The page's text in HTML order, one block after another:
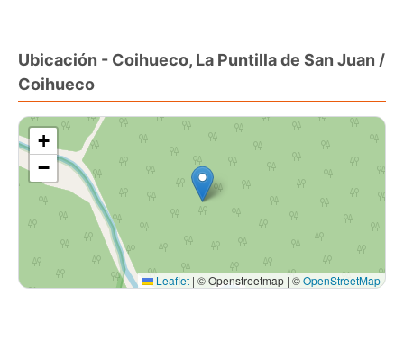
Ubicación - Coihueco, La Puntilla de San Juan /
Coihueco
+
−
Leaflet | © Openstreetmap | ©OpenStreetMap